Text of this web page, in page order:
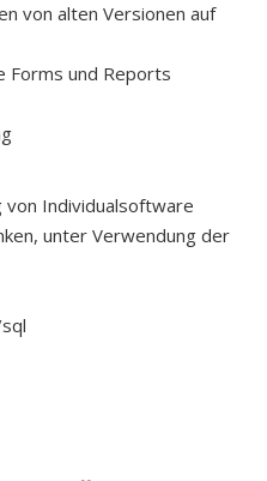
von alten Versionen auf
Forms und Reports
von Individualsoftware
unter Verwendung der